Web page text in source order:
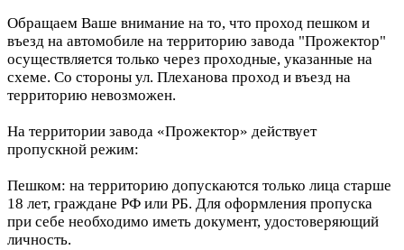
Обращаем Ваше внимание на то, что проход пешком и
въезд на автомобиле на территорию завода "Прожектор"
осуществляется только через проходные, указанные на
схеме. Со стороны ул. Плеханова проход и въезд на
территорию невозможен.
На территории завода «Прожектор» действует
пропускной режим:
Пешком: на территорию допускаются только лица старше
18 лет, граждане РФ или РБ. Для оформления пропуска
при себе необходимо иметь документ, удостоверяющий
личность.